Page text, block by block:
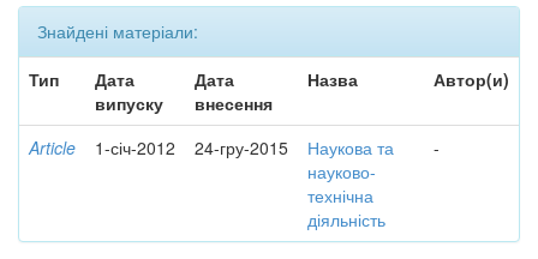
Знайдені матеріали:
Тип
Дата
випуску
Дата
внесення
Назва Автор(и)
Article 1-січ-2012 24-гру-2015
Наукова та
науково-
технічна
діяльність
-